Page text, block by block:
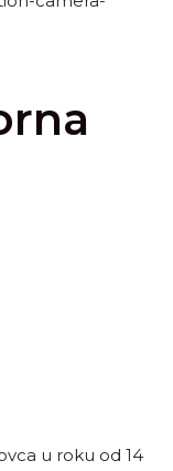
u roku od 14